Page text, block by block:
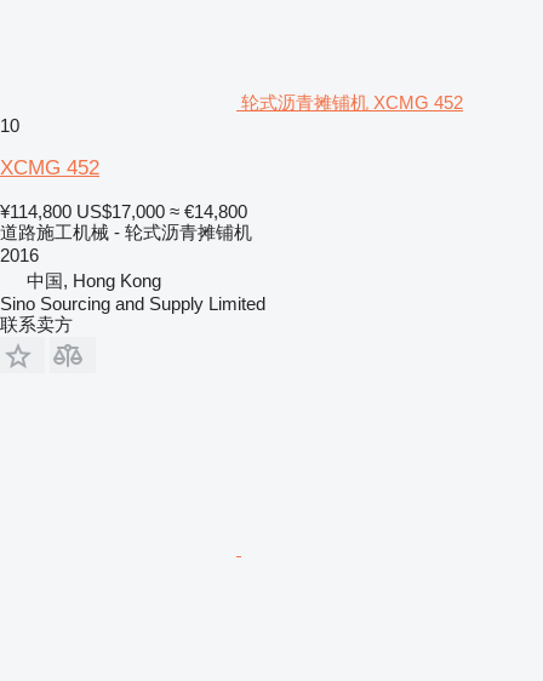
轮式沥青摊铺机 XCMG 452
10
XCMG 452
¥114,800 US$17,000 ≈ €14,800
道路施工机械 - 轮式沥青摊铺机
2016
中国, Hong Kong
Sino Sourcing and Supply Limited
联系卖方